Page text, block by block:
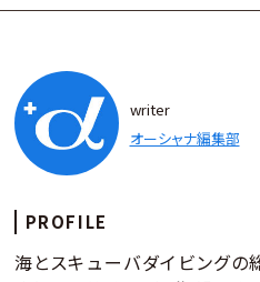
writer
オーシャナ編集部
PROFILE
海とスキューバダイビングの